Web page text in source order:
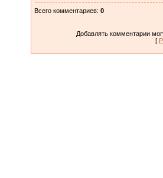
Всего комментариев: 0
Добавлять комментарии
[